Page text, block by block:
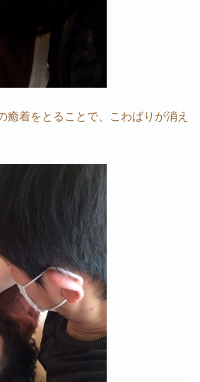
癒着をとることで、こわばりが消え